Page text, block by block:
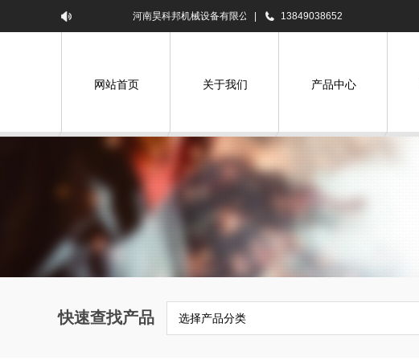
河南昊科邦机械设备有限公司欢迎您！ 13849038652
网站首页 关于我们 产品中心
快速查找产品 选择产品分类